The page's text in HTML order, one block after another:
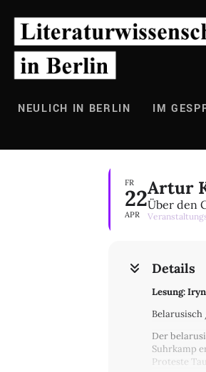
Inhalt
springen
NEULICH IN BERLIN IM
FR
22
APR
Artur
Über den
Details
Lesung:
Der
Suhrkamp
Proteste